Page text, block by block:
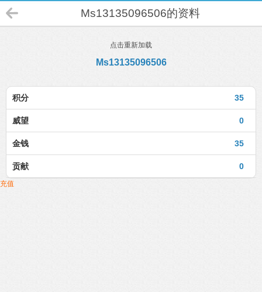
Ms13135096506的资料
点击重新加载
Ms13135096506
35
积分
0
威望
35
金钱
0
贡献
充值